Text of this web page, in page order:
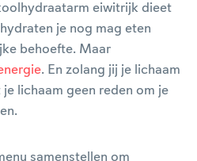
eiwitrijk dieet
je nog mag eten
behoefte. Maar
. En zolang jij je lichaam
lichaam geen reden om je
samenstellen om